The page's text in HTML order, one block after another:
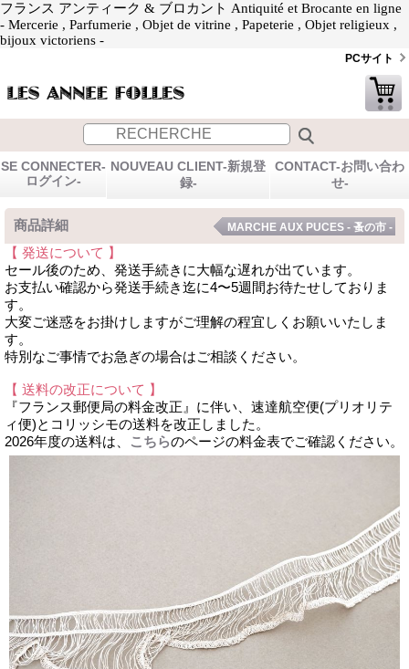
フランス アンティーク & ブロカント Antiquité et Brocante en ligne
- Mercerie , Parfumerie , Objet de vitrine , Papeterie , Objet religieux ,
bijoux victoriens -
PCサイト
SE CONNECTER-
ログイン-
NOUVEAU CLIENT-新規登
録-
CONTACT-お問い合わ
せ-
商品詳細 MARCHE AUX PUCES - 蚤の市 -
【 発送について 】
セール後のため、発送手続きに大幅な遅れが出ています。
お支払い確認から発送手続き迄に4〜5週間お待たせしておりま
す。
大変ご迷惑をお掛けしますがご理解の程宜しくお願いいたしま
す。
特別なご事情でお急ぎの場合はご相談ください。
【 送料の改正について 】
『フランス郵便局の料金改正』に伴い、速達航空便(プリオリテ
ィ便)とコリッシモの送料を改正しました。
2026年度の送料は、
こちらのページの料金表でご確認ください。